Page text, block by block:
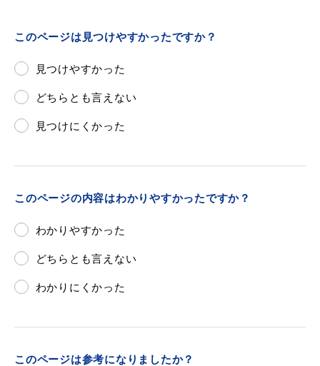
このページは見つけやすかったですか？
見つけやすかった
どちらとも言えない
見つけにくかった
このページの内容はわかりやすかったですか？
わかりやすかった
どちらとも言えない
わかりにくかった
このページは参考になりましたか？